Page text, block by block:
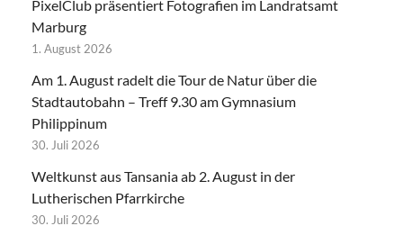
PixelClub präsentiert Fotografien im Landratsamt
Marburg
1. August 2026
Am 1. August radelt die Tour de Natur über die
Stadtautobahn – Treff 9.30 am Gymnasium
Philippinum
30. Juli 2026
Weltkunst aus Tansania ab 2. August in der
Lutherischen Pfarrkirche
30. Juli 2026